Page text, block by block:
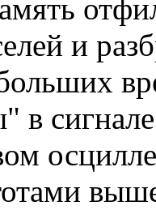
и
в